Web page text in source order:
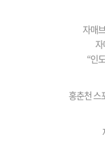
자매
자
“인
홍춘천 스